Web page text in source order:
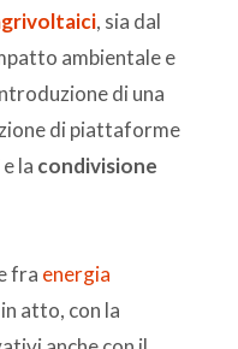
, sia dal
ambientale e
di una
di piattaforme
la condivisione
fra energia
atto, con la